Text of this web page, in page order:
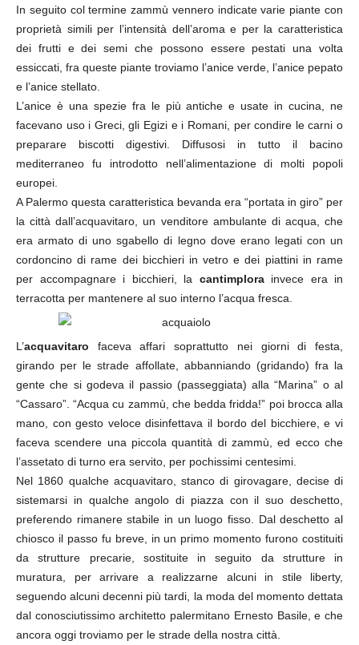
In seguito col termine zammù vennero indicate varie piante con
proprietà simili per l’intensità dell’aroma e per la caratteristica
dei frutti e dei semi che possono essere pestati una volta
essiccati, fra queste piante troviamo l’anice verde, l’anice pepato
e l’anice stellato.
L’anice è una spezie fra le più antiche e usate in cucina, ne
facevano uso i Greci, gli Egizi e i Romani, per condire le carni o
preparare biscotti digestivi. Diffusosi in tutto il bacino
mediterraneo fu introdotto nell’alimentazione di molti popoli
europei.
A Palermo questa caratteristica bevanda era “portata in giro” per
la città dall’acquavitaro, un venditore ambulante di acqua, che
era armato di uno sgabello di legno dove erano legati con un
cordoncino di rame dei bicchieri in vetro e dei piattini in rame
per accompagnare i bicchieri, la cantimplorainvece era in
terracotta per mantenere al suo interno l’acqua fresca.
L’acquavitaro faceva affari soprattutto nei giorni di festa,
girando per le strade affollate, abbanniando (gridando) fra la
gente che si godeva il passio (passeggiata) alla “Marina” o al
“Cassaro”. “Acqua cu zammù, che bedda fridda!” poi brocca alla
mano, con gesto veloce disinfettava il bordo del bicchiere, e vi
faceva scendere una piccola quantità di zammù, ed ecco che
l’assetato di turno era servito, per pochissimi centesimi.
Nel 1860 qualche acquavitaro, stanco di girovagare, decise di
sistemarsi in qualche angolo di piazza con il suo deschetto,
preferendo rimanere stabile in un luogo fisso. Dal deschetto al
chiosco il passo fu breve, in un primo momento furono costituiti
da strutture precarie, sostituite in seguito da strutture in
muratura, per arrivare a realizzarne alcuni in stile liberty,
seguendo alcuni decenni più tardi, la moda del momento dettata
dal conosciutissimo architetto palermitano Ernesto Basile, e che
ancora oggi troviamo per le strade della nostra città.